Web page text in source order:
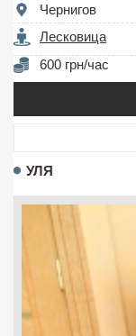
Чернигов
Лесковица
600 грн/час
УЛЯ